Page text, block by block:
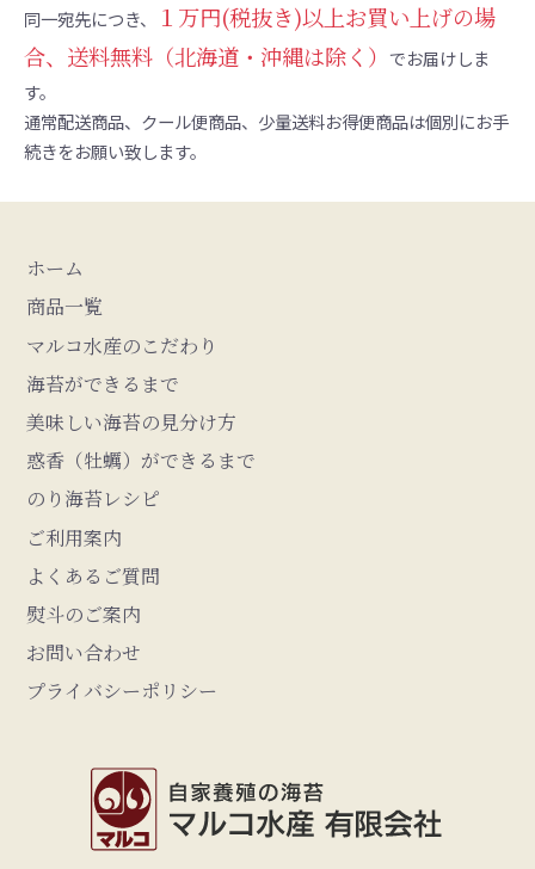
同一宛先につき、
１万円(税抜き)以上お買い上げの場
合、送料無料（北海道・沖縄は除く） でお届けしま
す。
通常配送商品、クール便商品、少量送料お得便商品は個別にお手
続きをお願い致します。
ホーム
商品一覧
マルコ水産のこだわり
海苔ができるまで
美味しい海苔の見分け方
惑香（牡蠣）ができるまで
のり海苔レシピ
ご利用案内
よくあるご質問
熨斗のご案内
お問い合わせ
プライバシーポリシー